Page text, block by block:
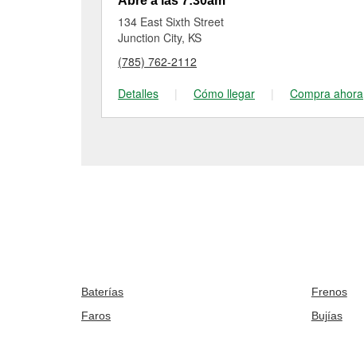
134 East Sixth Street
Junction City, KS
(785) 762-2112
Detalles
| Cómo llegar | Compra ahora
Baterías Frenos
Faros
Bujías